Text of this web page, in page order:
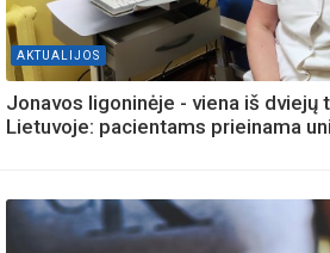
AKTUALIJOS
Jonavos ligoninėje - viena iš dviejų
Lietuvoje: pacientams prieinama